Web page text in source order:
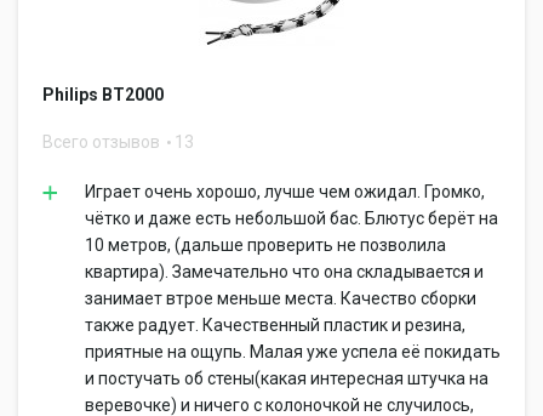
Philips BT2000
Всего отзывов 13
Играет очень хорошо, лучше чем ожидал. Громко,
чётко и даже есть небольшой бас. Блютус берёт на
10 метров, (дальше проверить не позволила
квартира). Замечательно что она складывается и
занимает втрое меньше места. Качество сборки
также радует. Качественный пластик и резина,
приятные на ощупь. Малая уже успела её покидать
и постучать об стены(какая интересная штучка на
веревочке) и ничего с колоночкой не случилось,